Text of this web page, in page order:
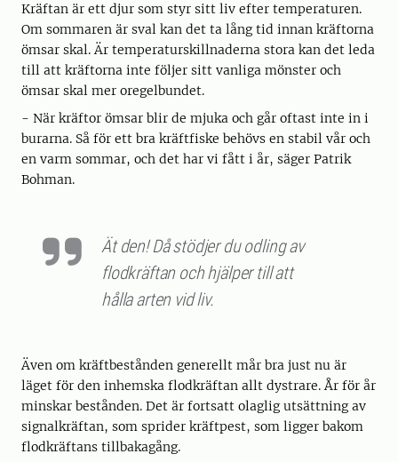
Kräftan är ett djur som styr sitt liv efter temperaturen.
Om sommaren är sval kan det ta lång tid innan kräftorna
ömsar skal. Är temperaturskillnaderna stora kan det leda
till att kräftorna inte följer sitt vanliga mönster och
ömsar skal mer oregelbundet.
- När kräftor ömsar blir de mjuka och går oftast inte in i
burarna. Så för ett bra kräftfiske behövs en stabil vår och
en varm sommar, och det har vi fått i år, säger Patrik
Bohman.
Ät den! Då stödjer du odling av
flodkräftan och hjälper till att
hålla arten vid liv.
Även om kräftbestånden generellt mår bra just nu är
läget för den inhemska flodkräftan allt dystrare. År för år
minskar bestånden. Det är fortsatt olaglig utsättning av
signalkräftan, som sprider kräftpest, som ligger bakom
flodkräftans tillbakagång.